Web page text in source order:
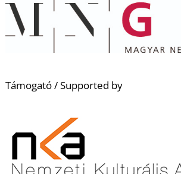
Támogató /Supported by